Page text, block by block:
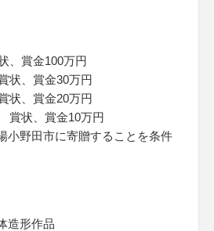
、賞金100万円
状、賞金30万円
状、賞金20万円
賞状、賞金10万円
小野田市に寄贈することを条件
造形作品